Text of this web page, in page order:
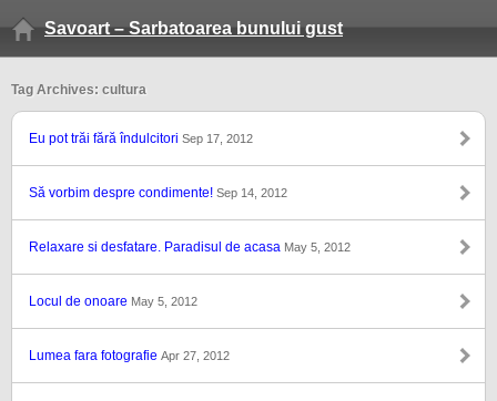
Savoart – Sarbatoarea bunului gust
Tag Archives: cultura
Eu pot trăi fără îndulcitori Sep 17, 2012
Să vorbim despre condimente! Sep 14, 2012
Relaxare si desfatare. Paradisul de acasa May 5, 2012
Locul de onoare May 5, 2012
Lumea fara fotografie Apr 27, 2012